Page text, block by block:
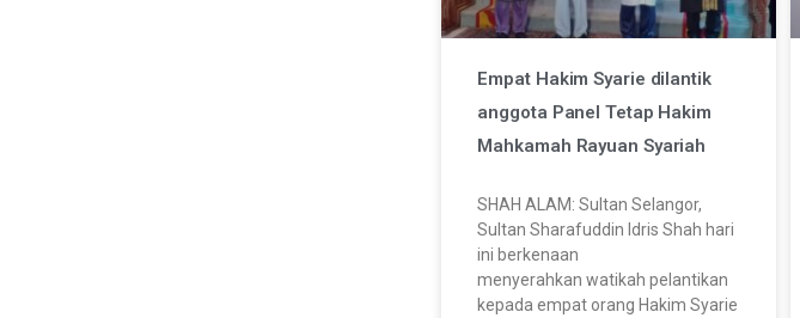
Empat Hakim Syarie dilantik
anggota Panel Tetap Hakim
Mahkamah Rayuan Syariah
SHAH ALAM: Sultan Selangor,
Sultan Sharafuddin Idris Shah hari
ini berkenaan
menyerahkan watikah pelantikan
kepada empat orang Hakim Syarie